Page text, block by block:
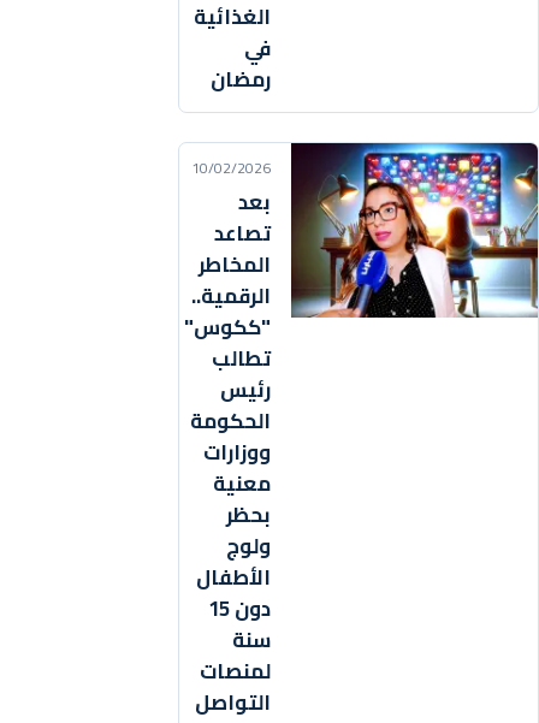
الغذائية
في
رمضان
10/02/2026
بعد
تصاعد
المخاطر
الرقمية..
"ككوس"
تطالب
رئيس
الحكومة
ووزارات
معنية
بحظر
ولوج
الأطفال
دون 15
سنة
لمنصات
التواصل